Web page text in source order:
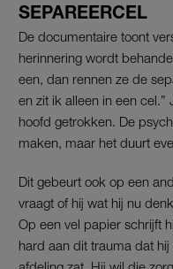
SEPAREERCEL
De documentaire toont
herinnering wordt
een, dan rennen ze de
en zit ik alleen in een
hoofd getrokken. De
maken, maar het duurt
Dit gebeurt ook op een
vraagt of hij wat hij nu
Op een vel papier schrijft
hard aan dit trauma dat